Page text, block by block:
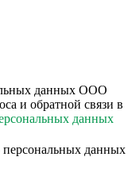
данных ООО
и обратной связи в
данных
персональных данных